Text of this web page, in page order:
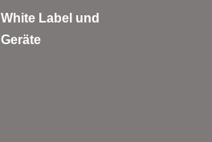
White Label und
Geräte